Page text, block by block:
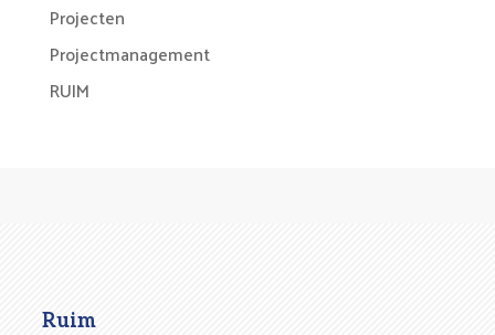
Projecten
Projectmanagement
RUIM
Ruim